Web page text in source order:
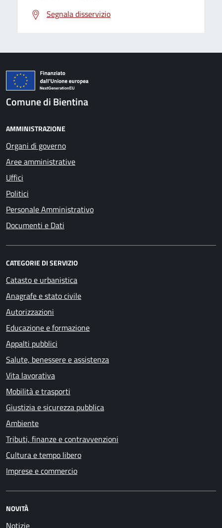
Segnala disservizio
Comune di Bientina
AMMINISTRAZIONE
Organi di governo
Aree amministrative
Uffici
Politici
Personale Amministrativo
Documenti e Dati
CATEGORIE DI SERVIZIO
Catasto e urbanistica
Anagrafe e stato civile
Autorizzazioni
Educazione e formazione
Appalti pubblici
Salute, benessere e assistenza
Vita lavorativa
Mobilità e trasporti
Giustizia e sicurezza pubblica
Ambiente
Tributi, finanze e contravvenzioni
Cultura e tempo libero
Imprese e commercio
NOVITÀ
Notizie